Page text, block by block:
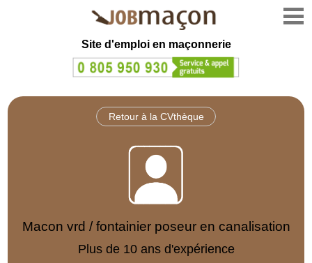
Site d'emploi en maçonnerie
Retour à la CVthèque
Macon vrd / fontainier poseur en canalisation
Plus de 10 ans d'expérience